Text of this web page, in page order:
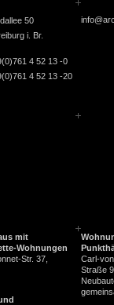
50
i. Br.
4 52 13 -0
4 52 13 -20
mit
Wohnungen
Str. 37,
Carl-
Straße